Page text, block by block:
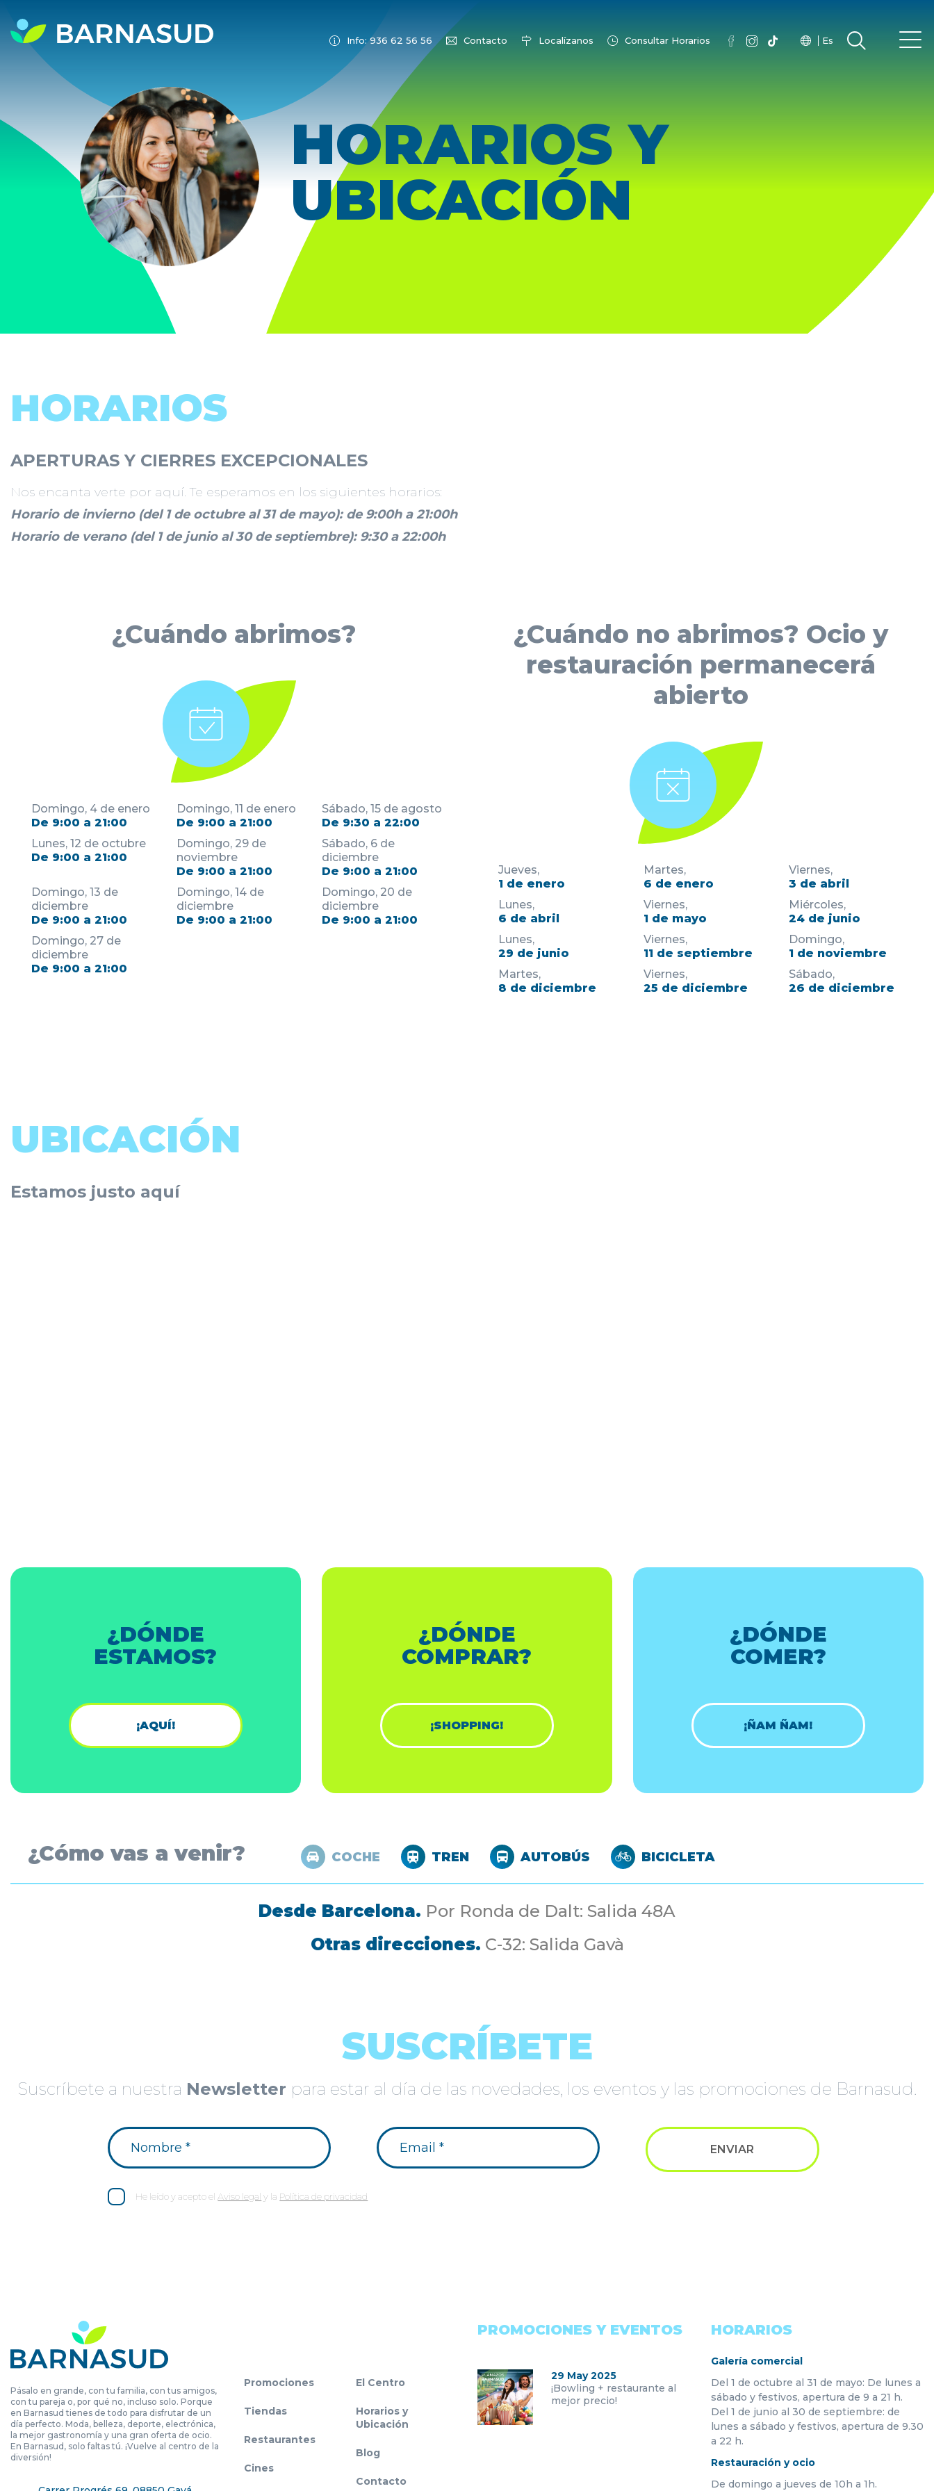
Info: 936 62 56 56 Contacto Localízanos Consultar Horarios Es
HORARIOS Y
UBICACIÓN
HORARIOS
APERTURAS Y CIERRES EXCEPCIONALES
Nos encanta verte por aquí. Te esperamos en los siguientes horarios:
Horario de invierno (del 1 de octubre al 31 de mayo): de 9:00h a 21:00h
Horario de verano (del 1 de junio al 30 de septiembre): 9:30 a 22:00h
¿Cuándo abrimos?
Domingo, 4 de enero
De 9:00 a 21:00
Domingo, 11 de enero
De 9:00 a 21:00
Sábado, 15 de agosto
De 9:30 a 22:00
Lunes, 12 de octubre
De 9:00 a 21:00
Domingo, 29 de
noviembre
De 9:00 a 21:00
Sábado, 6 de
diciembre
De 9:00 a 21:00
Domingo, 13 de
diciembre
De 9:00 a 21:00
Domingo, 14 de
diciembre
De 9:00 a 21:00
Domingo, 20 de
diciembre
De 9:00 a 21:00
Domingo, 27 de
diciembre
De 9:00 a 21:00
¿Cuándo no abrimos? Ocio y
restauración permanecerá
abierto
Jueves,
1 de enero
Martes,
6 de enero
Viernes,
3 de abril
Lunes,
6 de abril
Viernes,
1 de mayo
Miércoles,
24 de junio
Lunes,
29 de junio
Viernes,
11 de septiembre
Domingo,
1 de noviembre
Martes,
8 de diciembre
Viernes,
25 de diciembre
Sábado,
26 de diciembre
UBICACIÓN
Estamos justo aquí
¿DÓNDE
ESTAMOS?
¡AQUÍ!
¿DÓNDE
COMPRAR?
¡SHOPPING!
¿DÓNDE
COMER?
¡ÑAM ÑAM!
¿Cómo vas a venir? COCHE TREN AUTOBÚS BICICLETA
Desde Barcelona. Por Ronda de Dalt: Salida 48A
Otras direcciones. C-32: Salida Gavà
SUSCRÍBETE
Suscríbete a nuestra Newsletter para estar al día de las novedades, los eventos y las promociones de Barnasud.
He leído y acepto el Aviso legal y la Política de privacidad
Pásalo en grande, con tu familia, con tus amigos,
con tu pareja o, por qué no, incluso solo. Porque
en Barnasud tienes de todo para disfrutar de un
día perfecto. Moda, belleza, deporte, electrónica,
la mejor gastronomía y una gran oferta de ocio.
En Barnasud, solo faltas tú. ¡Vuelve al centro de la
diversión!
Promociones
Tiendas
Restaurantes
Cines
El Centro
Horarios y
Ubicación
Blog
Contacto
PROMOCIONES Y EVENTOS
29 May 2025
¡Bowling + restaurante al
mejor precio!
HORARIOS
Galería comercial
Del 1 de octubre al 31 de mayo: De lunes a
sábado y festivos, apertura de 9 a 21 h.
Del 1 de junio al 30 de septiembre: de
lunes a sábado y festivos, apertura de 9.30
a 22 h.
Restauración y ocio
De domingo a jueves de 10h a 1h.